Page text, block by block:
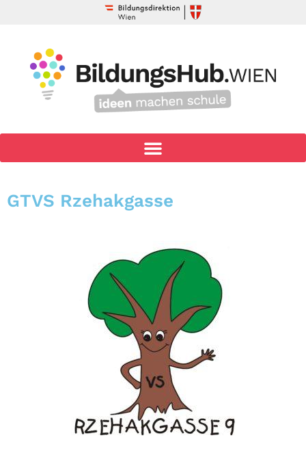
GTVS Rzehakgasse